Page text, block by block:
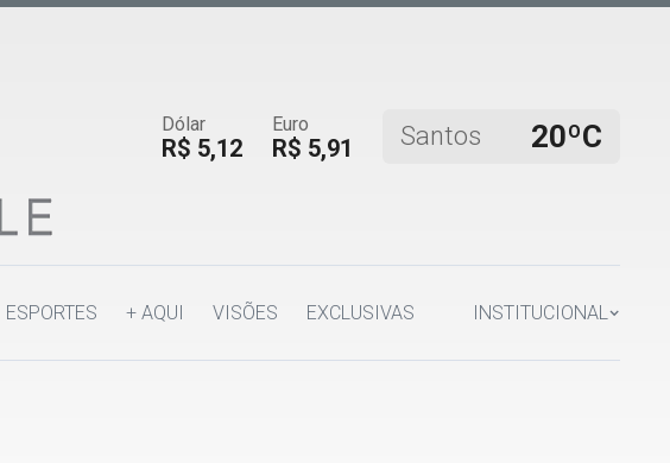
Dólar
R$ 5,12
Euro
R$ 5,91 Santos 20ºC
ESPORTES + AQUI VISÕES EXCLUSIVAS INSTITUCIONAL